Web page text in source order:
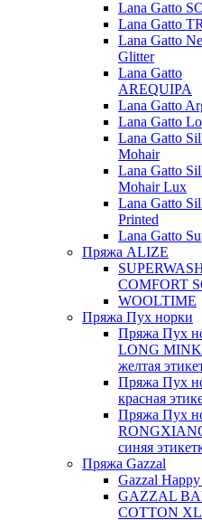
Lana Gatto
Lana Gatto
Lana Gatto
Glitter
Lana Gatto
AREQUIPA
Lana Gatto
Lana Gatto
Lana Gatto
Mohair
Lana Gatto
Mohair Lux
Lana Gatto
Printed
Lana Gatto
Пряжа ALIZE
COMFORT
WOOLTIME
Пряжа Пух норки
Пряжа Пух
LONG
желтая
Пряжа Пух
красная
Пряжа Пух
синяя
Пряжа Gazzal
Gazzal Happy
GAZZAL
COTTON XL